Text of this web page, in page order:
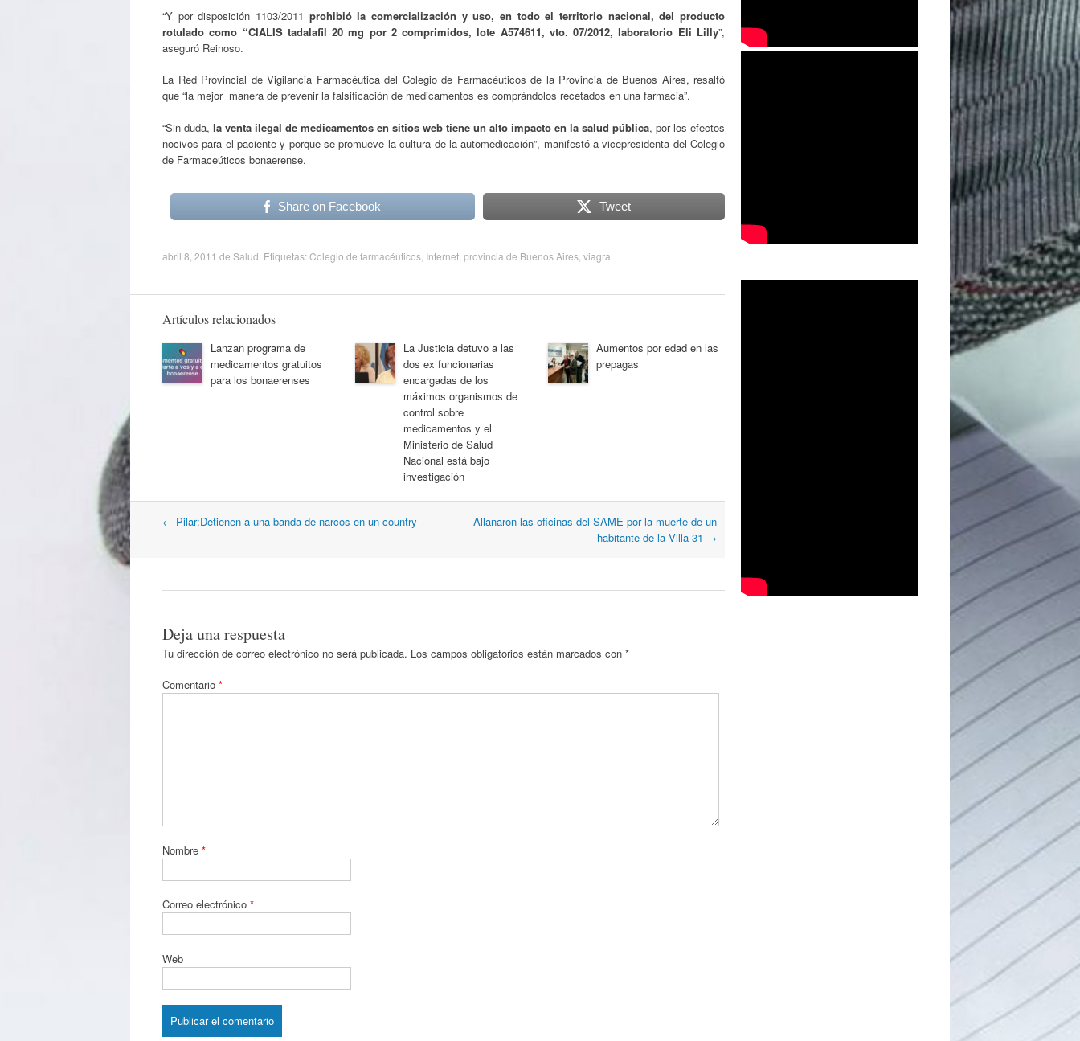
“Y por disposición 1103/2011 prohibió la comercialización y uso, en todo el territorio nacional, del producto
rotulado como “CIALIS tadalafil 20 mg por 2 comprimidos, lote A574611, vto. 07/2012, laboratorio Eli Lilly”,
aseguró Reinoso.
La Red Provincial de Vigilancia Farmacéutica del Colegio de Farmacéuticos de la Provincia de Buenos Aires, resaltó
que “la mejor manera de prevenir la falsificación de medicamentos es comprándolos recetados en una farmacia”.
“Sin duda, la venta ilegal de medicamentos en sitios web tiene un alto impacto en la salud pública, por los efectos
nocivos para el paciente y porque se promueve la cultura de la automedicación”, manifestó a vicepresidenta del Colegio
de Farmaceúticos bonaerense.
Share on Facebook Tweet
abril 8, 2011 de Salud . Etiquetas:Colegio de farmacéuticos Internet provincia de Buenos Aires viagra
Artículos relacionados
Lanzan programa de
medicamentos gratuitos
para los bonaerenses
La Justicia detuvo a las
dos ex funcionarias
encargadas de los
máximos organismos de
control sobre
medicamentos y el
Ministerio de Salud
Nacional está bajo
investigación
Aumentos por edad en las
prepagas
Navegación
← Pilar:Detienen a una banda de narcos en un country
Allanaron las oficinas del SAME por la muerte de un
habitante de la Villa 31 →
Deja una respuesta
Tu dirección de correo electrónico no será publicada. Los campos obligatorios están marcados con *
Comentario *
Nombre *
Correo electrónico *
Web